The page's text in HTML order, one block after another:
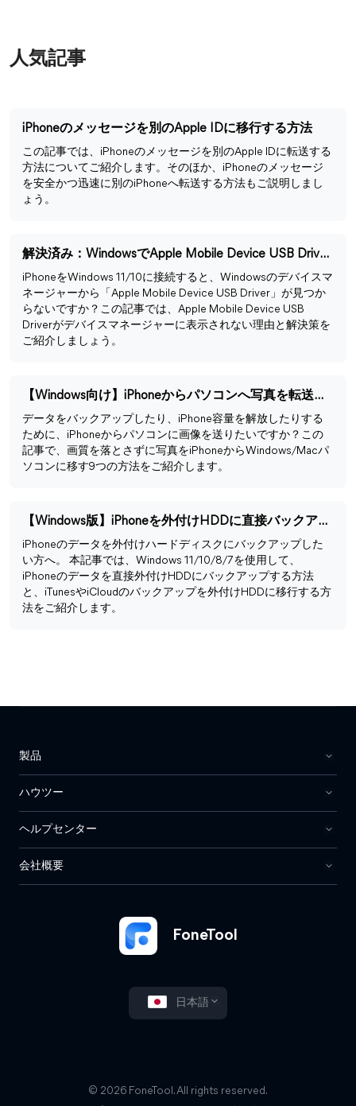
人気記事
iPhoneのメッセージを別のApple IDに移行する方法
この記事では、iPhoneのメッセージを別のApple IDに転送する
方法についてご紹介します。そのほか、iPhoneのメッセージ
を安全かつ迅速に別のiPhoneへ転送する方法もご説明しまし
ょう。
解決済み：WindowsでApple Mobile Device USB Driverが見つからない
iPhoneをWindows 11/10に接続すると、Windowsのデバイスマ
ネージャーから「Apple Mobile Device USB Driver」が見つか
らないですか？この記事では、Apple Mobile Device USB
Driverがデバイスマネージャーに表示されない理由と解決策を
ご紹介しましょう。
【Windows向け】iPhoneからパソコンへ写真を転送する5つの方法
データをバックアップしたり、iPhone容量を解放したりする
ために、iPhoneからパソコンに画像を送りたいですか？この
記事で、画質を落とさずに写真をiPhoneからWindows/Macパ
ソコンに移す9つの方法をご紹介します。
【Windows版】iPhoneを外付けHDDに直接バックアップする方法
iPhoneのデータを外付けハードディスクにバックアップした
い方へ。 本記事では、Windows 11/10/8/7を使用して、
iPhoneのデータを直接外付けHDDにバックアップする方法
と、iTunesやiCloudのバックアップを外付けHDDに移行する方
法をご紹介します。
FoneTool
日本語
製品
ハウツー
ヘルプセンター
会社概要
© 2026 FoneTool. All rights reserved.